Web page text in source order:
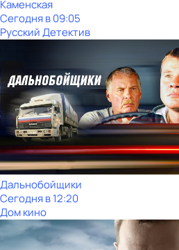
Каменская
Сегодня в 09:05
Русский Детектив
Дальнобойщики
Сегодня в 12:20
Дом кино